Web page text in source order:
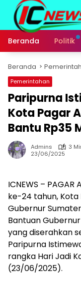
Langsung
konten
Beranda
Politik
Beranda
Pemerintahan
Paripurna
Kota Pagar
Bantu Rp35
Admins
3
23/06/2025
ICNEWS –
ke-24 tahun,
Gubernur
Bantuan
yang diserahkan
Paripurna
rangka Hari Jadi
(23/06/2025).